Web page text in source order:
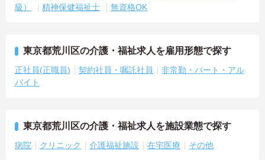
級）
精神保健福祉士 無資格OK
東京都荒川区の介護・福祉求人を雇用形態で探す
正社員(正職員) 契約社員・嘱託社員
非常勤・パート・アル
バイト
東京都荒川区の介護・福祉求人を施設業態で探す
病院 クリニック 介護福祉施設 在宅医療 その他